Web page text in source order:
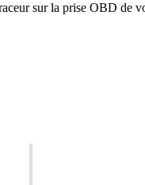
sur la prise OBD de